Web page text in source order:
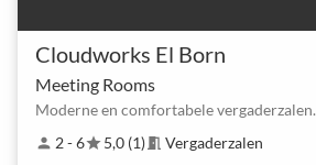
Cloudworks El Born
Meeting Rooms
Moderne en comfortabele vergaderzalen.
person 2 - 6star5,0 (1) meeting_room Vergaderzalen